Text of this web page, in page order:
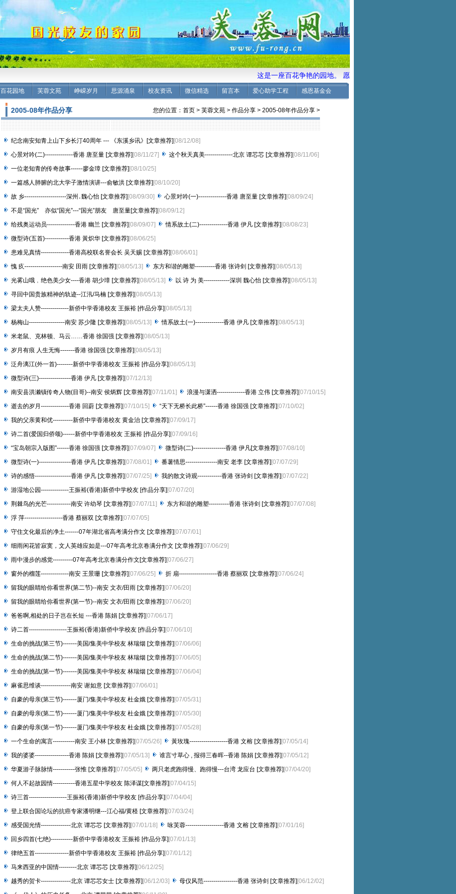
这是一座百花争艳的园地。 愿校友们共同来耕耘培土、施肥
百花园地 芙蓉文苑 峥嵘岁月 思源涌泉 校友资讯 微信精选 留言本 爱心助学工程 感恩基金会
2005-08年作品分享 您的位置： 首页 > 芙蓉文苑 > 作品分享 > 2005-08年作品分享 >
纪念南安知青上山下乡长汀40周年 --- 《东溪乡讯》[文章推荐] [08/12/08]
心景对吟(二)--------------香港 唐至量 [文章推荐] [08/11/27] 这个秋天真美--------------北京 谭芯芯 [文章推荐] [08/11/06]
一位老知青的传奇故事------廖金璋 [文章推荐] [08/10/25]
一篇感人肺腑的北大学子激情演讲---俞敏洪 [文章推荐] [08/10/20]
故 乡---------------------深州․魏心怡 [文章推荐] [08/09/30] 心景对吟(一)--------------香港 唐至量 [文章推荐] [08/09/24]
不是“国光” 亦似“国光”---“国光”朋友 唐至量[文章推荐] [08/09/12]
给残奥运动员--------------香港 幽兰 [文章推荐] [08/09/07] 情系故土(二)--------------香港 伊凡 [文章推荐] [08/08/23]
微型诗(五首)------------香港 黃炽华 [文章推荐] [08/06/25]
患难见真情--------------香港高校联名誉会长 吴天赐 [文章推荐] [08/06/01]
愧 疚-------------------南安 田雨 [文章推荐] [08/05/13] 东方和谐的雕塑----------香港 张诗剑 [文章推荐] [08/05/13]
光雾山哦﹐绝色美少女----香港 胡少璋 [文章推荐] [08/05/13] 以 诗 为 美-------------深圳 魏心怡 [文章推荐] [08/05/13]
寻回中国贵族精神的轨迹--江汛/马楠 [文章推荐] [08/05/13]
梁太夫人赞--------------新侨中学香港校友 王振裕 [作品分享] [08/05/13]
杨梅山------------------南安 苏少隆 [文章推荐] [08/05/13] 情系故土(一)--------------香港 伊凡 [文章推荐] [08/05/13]
米老鼠、克林顿、马云……香港 徐国强 [文章推荐] [08/05/13]
岁月有痕 人生无悔-------香港 徐国强 [文章推荐] [08/05/13]
泛舟漓江(外一首)--------新侨中学香港校友 王振裕 [作品分享] [08/05/13]
微型诗(三)----------------香港 伊凡 [文章推荐] [07/12/13]
南安县洪濑镇传奇人物(目哥)--南安 侯炳辉 [文章推荐] [07/11/01] 浪漫与潇洒--------------香港 立伟 [文章推荐] [07/10/15]
逝去的岁月--------------香港 回蔚 [文章推荐] [07/10/15] “天下无桥长此桥”------香港 徐国强 [文章推荐] [07/10/02]
我的父亲黄和优----------新侨中学香港校友 黄金治 [文章推荐] [07/09/17]
诗二首(爱国归侨颂)------新侨中学香港校友 王振裕 [作品分享] [07/09/16]
“宝岛朝宗入版图”------香港 徐国强 [文章推荐] [07/09/07] 微型诗(二)----------------香港 伊凡[文章推荐] [07/08/10]
微型诗(一)----------------香港 伊凡 [文章推荐] [07/08/01] 番薯情思----------------南安 老李 [文章推荐] [07/07/29]
诗的感悟------------------香港 伊凡 [文章推荐] [07/07/25] 我的散文诗观------------香港 张诗剑 [文章推荐] [07/07/22]
游湿地公园--------------王振裕(香港)新侨中学校友 [作品分享] [07/07/20]
荆棘鸟的光芒------------南安 许幼琴 [文章推荐] [07/07/11] 东方和谐的雕塑----------香港 张诗剑 [文章推荐] [07/07/08]
浮 萍-------------------香港 蔡丽双 [文章推荐] [07/07/05]
守住文化最后的净土-------07年湖北省高考满分作文 [文章推荐] [07/07/01]
细雨闲花皆寂寞，文人英雄应如是---07年高考北京卷满分作文 [文章推荐] [07/06/29]
雨中漫步的感觉----------07年高考北京卷满分作文[文章推荐] [07/06/27]
窗外的榴莲--------------南安 王景珊 [文章推荐] [07/06/25] 折 扇-------------------香港 蔡丽双 [文章推荐] [07/06/24]
留我的眼睛给你看世界(第二节)--南安 文衣/田雨 [文章推荐] [07/06/20]
留我的眼睛给你看世界(第一节)--南安 文衣/田雨 [文章推荐] [07/06/20]
爸爸啊,相处的日子岂在长短 ---香港 陈娟 [文章推荐] [07/06/17]
诗二首-------------------王振裕(香港)新侨中学校友 [作品分享] [07/06/10]
生命的挑战(第三节)-------美国/集美中学校友 林瑞烟 [文章推荐] [07/06/06]
生命的挑战(第二节)-------美国/集美中学校友 林瑞烟 [文章推荐] [07/06/05]
生命的挑战(第一节)-------美国/集美中学校友 林瑞烟 [文章推荐] [07/06/04]
麻雀思维谈---------------南安 谢如意 [文章推荐] [07/06/01]
自豪的母亲(第三节)-------厦门/集美中学校友 杜金娥 [文章推荐] [07/05/31]
自豪的母亲(第二节)-------厦门/集美中学校友 杜金娥 [文章推荐] [07/05/30]
自豪的母亲(第一节)-------厦门/集美中学校友 杜金娥 [文章推荐] [07/05/28]
一个生命的寓言-----------南安 王小林 [文章推荐] [07/05/26] 黃玫瑰-------------------香港 文榕 [文章推荐] [07/05/14]
我的婆婆-----------------香港 陈娟 [文章推荐] [07/05/13] 谁言寸草心 , 报得三春晖--香港 陈娟 [文章推荐] [07/05/12]
华夏游子脉脉情-----------张惟 [文章推荐] [07/05/05] 两只老虎跑得慢、跑得慢---台湾 龙应台 [文章推荐] [07/04/20]
何人不起故园情-----------香港五星中学校友 陈泽谋[文章推荐] [07/04/15]
诗三首-------------------王振裕(香港)新侨中学校友 [作品分享] [07/04/04]
登上联合国论坛的抗癌专家潘明继---江心福/黄柽 [文章推荐] [07/03/24]
感受国光情---------------北京 谭芯芯 [文章推荐] [07/01/18] 咏芙蓉-------------------香港 文榕 [文章推荐] [07/01/16]
回乡四首(七绝)-----------新侨中学香港校友 王振裕 [作品分享] [07/01/13]
律绝五首-----------------新侨中学香港校友 王振裕 [作品分享] [07/01/12]
马来西亚的中国情---------北京 谭芯芯 [文章推荐] [06/12/25]
越秀的贺卡---------------北京 谭芯芯女士 [文章推荐] [06/12/03] 母仪风范-----------------香港 张诗剑 [文章推荐] [06/12/02]